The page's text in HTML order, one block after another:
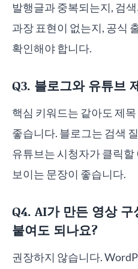
발행글과 중복되는지, 검
과장 표현이 없는지, 공식
확인해야 합니다.
Q3. 블로그와 유튜브
핵심 키워드는 같아도 제
좋습니다. 블로그는 검색
유튜브는 시청자가 클릭할
보이는 문장이 좋습니다.
Q4. AI가 만든 영상
붙여도 되나요?
권장하지 않습니다.